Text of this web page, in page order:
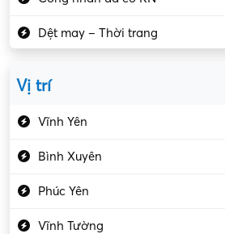
Dệt may – Thời trang
Vị trí
Vĩnh Yên
Bình Xuyên
Phúc Yên
Vĩnh Tường